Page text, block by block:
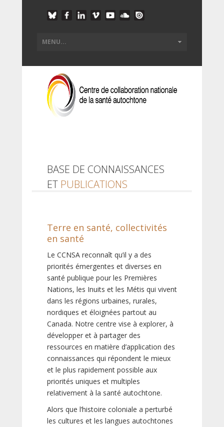
BASE DE CONNAISSANCES
ET PUBLICATIONS
Terre en santé, collectivités
en santé
Le CCNSA reconnaît qu’il y a des
priorités émergentes et diverses en
santé publique pour les Premières
Nations, les Inuits et les Métis qui vivent
dans les régions urbaines, rurales,
nordiques et éloignées partout au
Canada. Notre centre vise à explorer, à
développer et à partager des
ressources en matière d’application des
connaissances qui répondent le mieux
et le plus rapidement possible aux
priorités uniques et multiples
relativement à la santé autochtone.
Alors que l’histoire coloniale a perturbé
les cultures et les langues autochtones